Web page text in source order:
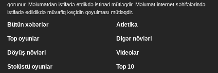
qorunur. Məlumatdan istifadə etdikdə istinad mütləqdir. Məlumat internet səhifələrində
istifadə edildikdə müvafiq keçidin qoyulması mütləqdir.
Bütün xəbərlər
Top oyunlar
Döyüş növləri
Stolüstü oyunlar
Atletika
Digər növləri
Videolar
Top 10